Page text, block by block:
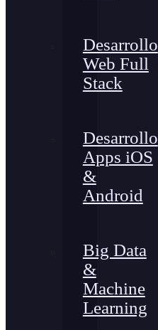
Desarrollo
Web Full
Stack
Desarrollo
Apps iOS
&
Android
Big Data
&
Machine
Learning